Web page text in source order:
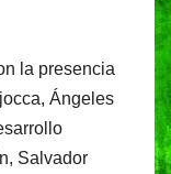
la presencia
Ángeles
Salvador